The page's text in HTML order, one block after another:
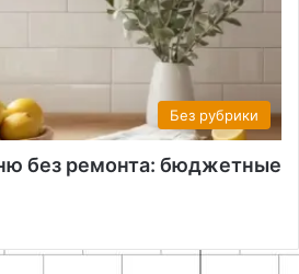
Без рубрики
без ремонта: бюджетные